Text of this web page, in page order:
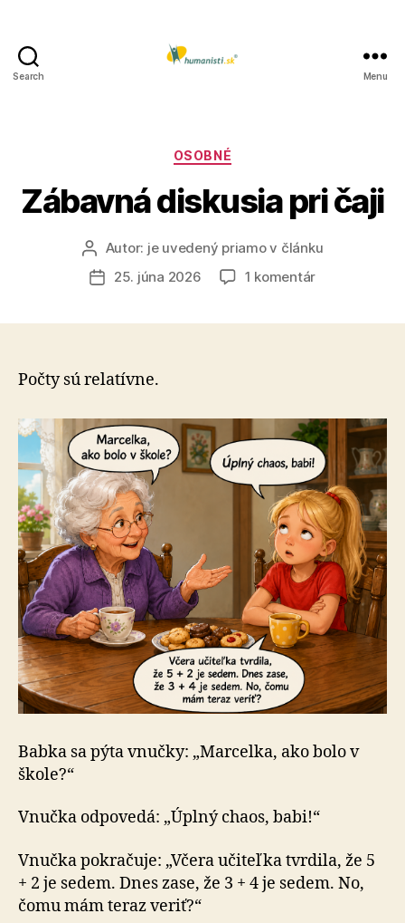
Search Menu
Kategórie
OSOBNÉ
Zábavná diskusia pri čaji
Autor
článku
Autor: je uvedený priamo v článku
Dátum
25. júna 2026 1 komentárna
Počty sú relatívne.
Babka sa pýta vnučky: „Marcelka, ako bolo v
škole?“
Vnučka odpovedá: „Úplný chaos, babi!“
Vnučka pokračuje: „Včera učiteľka tvrdila, že 5
+ 2 je sedem. Dnes zase, že 3 + 4 je sedem. No,
čomu mám teraz veriť?“